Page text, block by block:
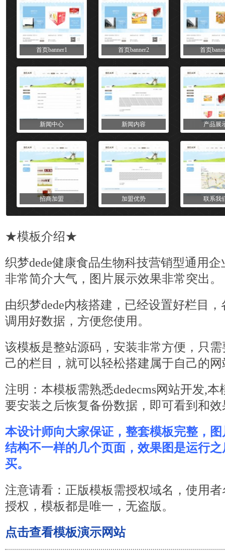
首页banner1 首页banner2 首页
新闻中心 新闻内容 产品展
招商加盟 加盟优势 联系我
★模板介绍★
织梦dede健康食品生物科技营销型通用企
非常简介大气，图片展示效果非常突出。
由织梦dede内核搭建，已经设置好栏目
调用好数据，方便您使用。
该模板是整站源码，安装非常方便，只
己的栏目，就可以轻松搭建属于自己的网
注明：本模板需熟悉dedecms网站开发,
要安装之后恢复备份数据，即可看到和
本设计师向大家保证，整套模板完整，
结构不一样的几个页面，效果图是运行
买。
注意请看：正版模板需授权域名，使用
授权，模板都是唯一，无盗版。
点击查看模板演示网站